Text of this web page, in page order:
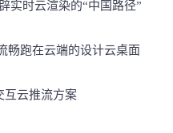
实时云渲染的“中国路径”
畅跑在云端的设计云桌面
互云推流方案